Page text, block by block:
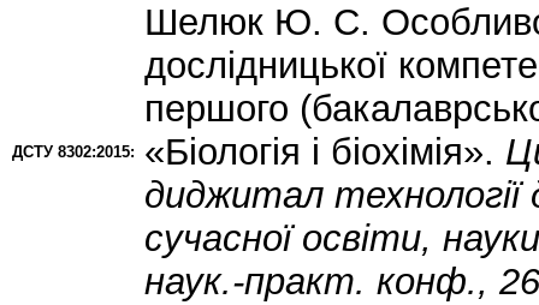
ДСТУ 8302:2015:
Шелюк Ю. С.
дослідницької
першого
«Біологія і біохімія».
диджитал технології
сучасної освіти,
наук.-практ. конф., 26